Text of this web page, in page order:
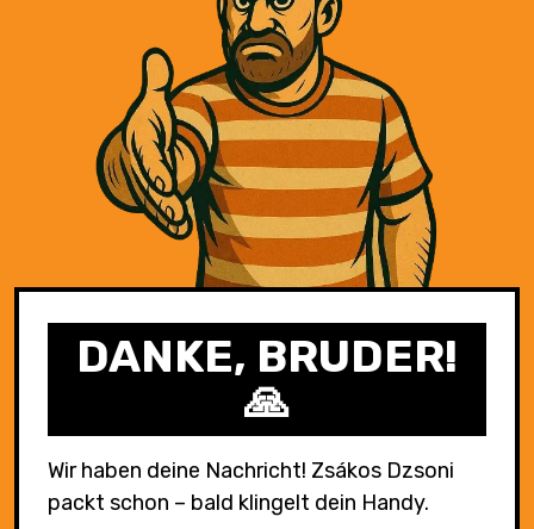
DANKE, BRUDER!
🙏
Wir haben deine Nachricht! Zsákos Dzsoni
packt schon – bald klingelt dein Handy.